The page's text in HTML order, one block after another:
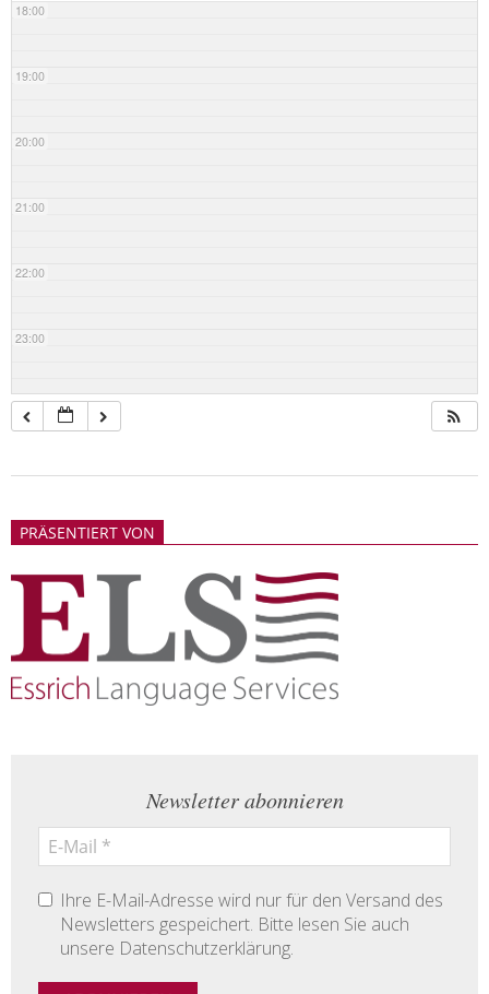
18:00
19:00
20:00
21:00
22:00
23:00
21PRÄSENTIERT VON
Newsletter abonnieren
Ihre E-Mail-Adresse wird nur für den Versand des
Newsletters gespeichert. Bitte lesen Sie auch
unsere Datenschutzerklärung.